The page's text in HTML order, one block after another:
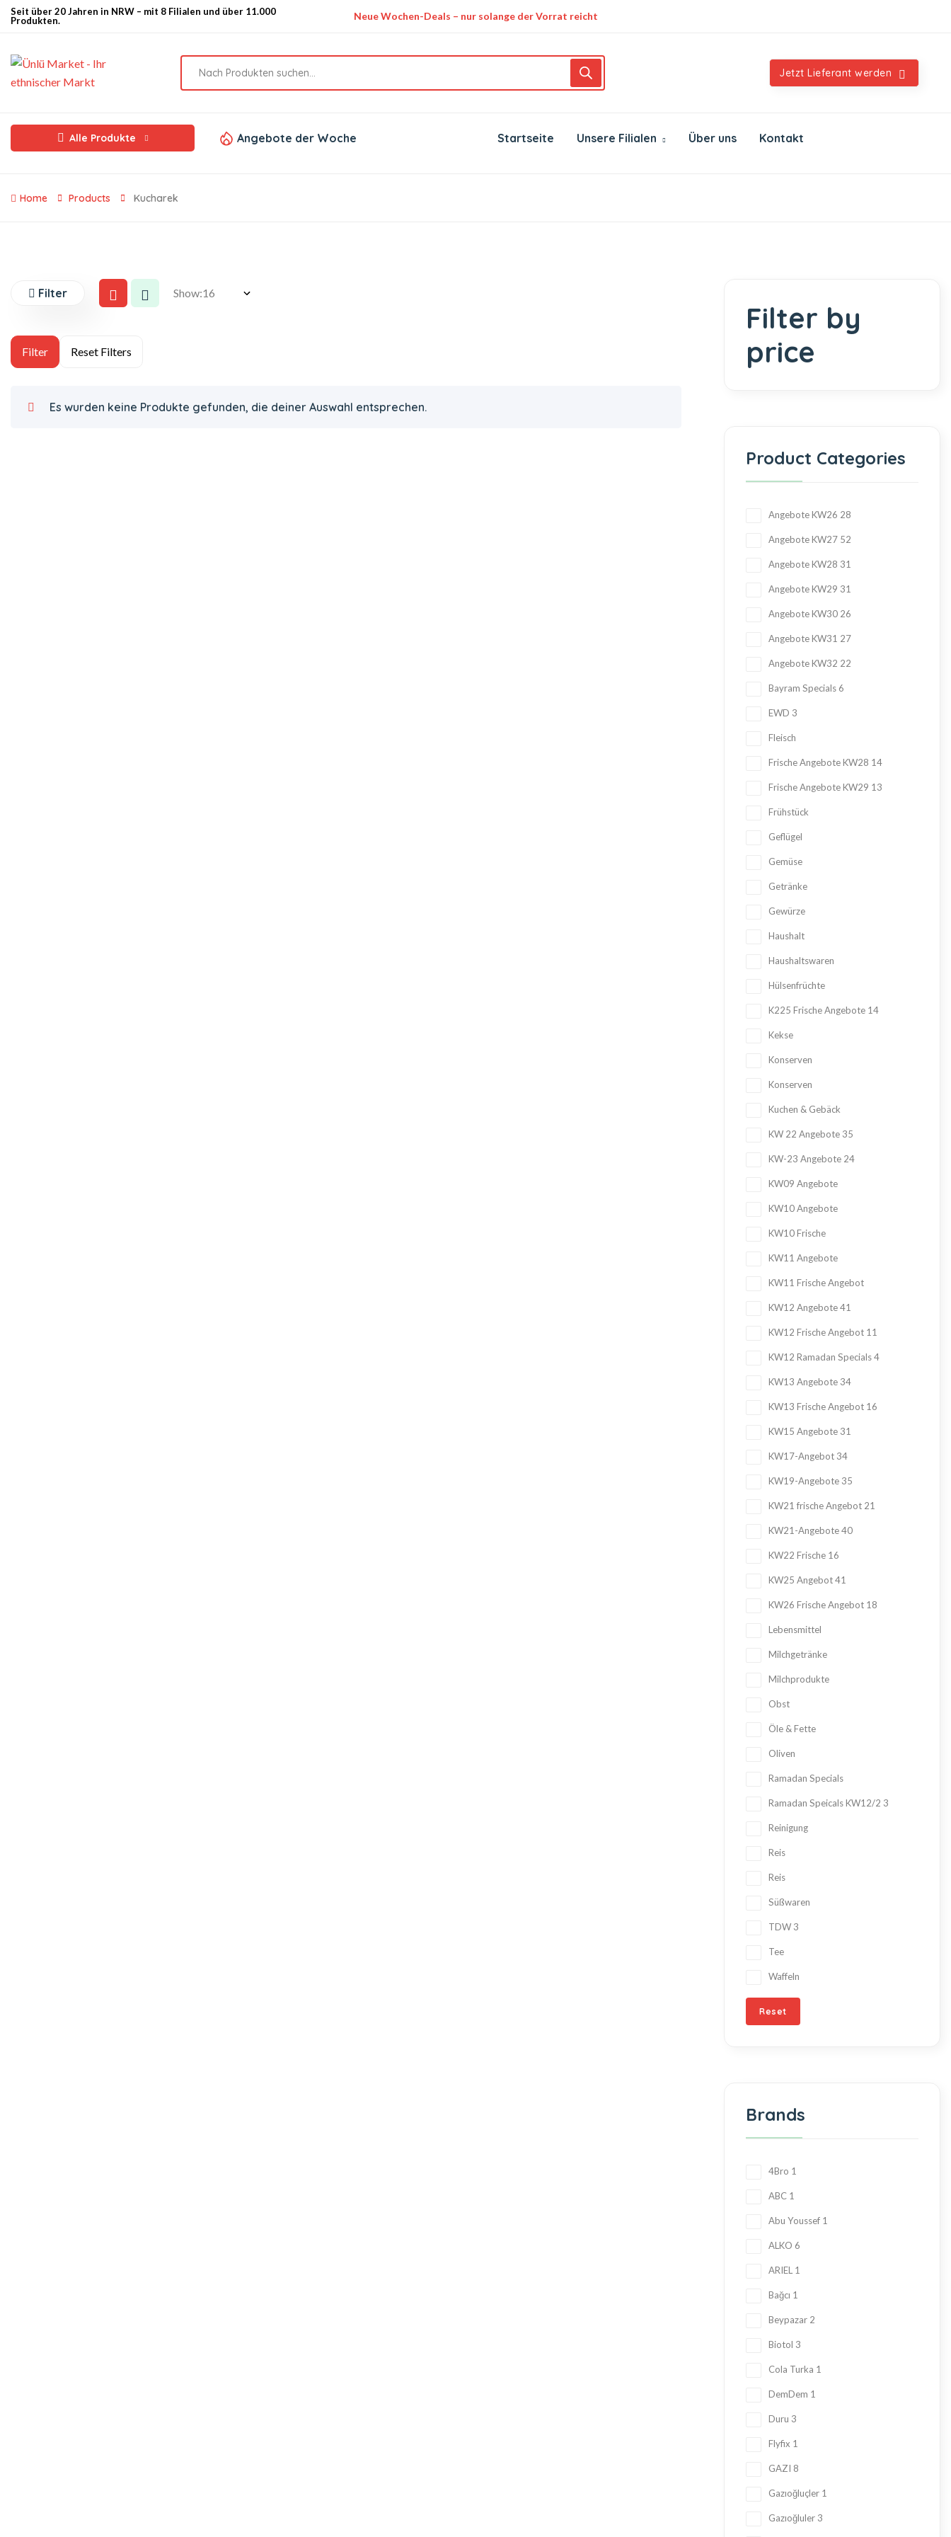
Seit über 20 Jahren in NRW – mit 8 Filialen und über 11.000
Produkten.
Neue Wochen-Deals – nur solange der Vorrat reicht
Jetzt Lieferant werden
Alle Produkte Angebote der Woche Startseite Unsere Filialen Über uns Kontakt
Home Products Kucharek
Filter Show:
Es wurden keine Produkte gefunden, die deiner Auswahl entsprechen.
Filter by
price
Product Categories
Angebote KW26 28
Angebote KW27 52
Angebote KW28 31
Angebote KW29 31
Angebote KW30 26
Angebote KW31 27
Angebote KW32 22
Bayram Specials 6
EWD 3
Fleisch
Frische Angebote KW28 14
Frische Angebote KW29 13
Frühstück
Geflügel
Gemüse
Getränke
Gewürze
Haushalt
Haushaltswaren
Hülsenfrüchte
K225 Frische Angebote 14
Kekse
Konserven
Konserven
Kuchen & Gebäck
KW 22 Angebote 35
KW-23 Angebote 24
KW09 Angebote
KW10 Angebote
KW10 Frische
KW11 Angebote
KW11 Frische Angebot
KW12 Angebote 41
KW12 Frische Angebot 11
KW12 Ramadan Specials 4
KW13 Angebote 34
KW13 Frische Angebot 16
KW15 Angebote 31
KW17-Angebot 34
KW19-Angebote 35
KW21 frische Angebot 21
KW21-Angebote 40
KW22 Frische 16
KW25 Angebot 41
KW26 Frische Angebot 18
Lebensmittel
Milchgetränke
Milchprodukte
Obst
Öle & Fette
Oliven
Ramadan Specials
Ramadan Speicals KW12/2 3
Reinigung
Reis
Reis
Süßwaren
TDW 3
Tee
Waffeln
Reset
Brands
4Bro 1
ABC 1
Abu Youssef 1
ALKO 6
ARIEL 1
Bağcı 1
Beypazar 2
Biotol 3
Cola Turka 1
DemDem 1
Duru 3
Flyfix 1
GAZI 8
Gazıoğluçler 1
Gazıoğluler 3